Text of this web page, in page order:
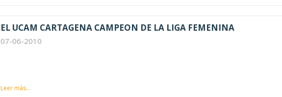
EL UCAM CARTAGENA CAMPEON DE LA LIGA FEMENINA
07-06-2010
Leer más...